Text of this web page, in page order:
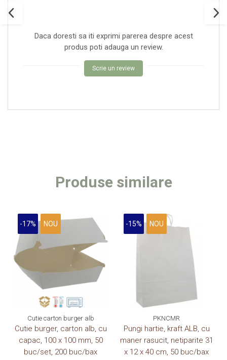
Daca doresti sa iti exprimi parerea despre acest
produs poti adauga un review.
Scrie un review
Produse similare
-17% NOU
Cutie carton burger alb
Cutie burger, carton alb, cu
capac, 100 x 100 mm, 50
buc/set, 200 buc/bax
-15% NOU
PKNCMR
Pungi hartie, kraft ALB, cu
maner rasucit, netiparite 31
x 12 x 40 cm, 50 buc/bax